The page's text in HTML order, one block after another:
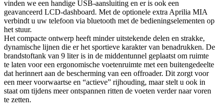
vinden we een handige USB-aansluiting en er is ook een
geavanceerd LCD-dashboard. Met de optionele extra Aprilia MIA
verbindt u uw telefoon via bluetooth met de bedieningselementen op
het stuur.
Het compacte ontwerp heeft minder uitstekende delen en strakke,
dynamische lijnen die er het sportieve karakter van benadrukken. De
brandstoftank van 9 liter is in de middentunnel geplaatst om ruimte
te laten voor een ergonomische voetenruimte met een buitengedeelte
dat herinnert aan de bescherming van een offroader. Dit zorgt voor
een meer voorwaartse en “actieve” rijhouding, maar stelt u ook in
staat om tijdens meer ontspannen ritten de voeten verder naar voren
te zetten.